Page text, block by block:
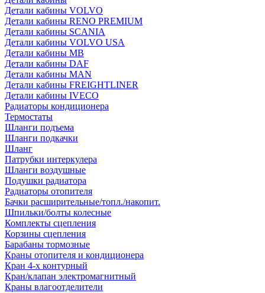
Детали кабины VOLVO
Детали кабины RENO PREMIUM
Детали кабины SCANIA
Детали кабины VOLVO USA
Детали кабины MB
Детали кабины DAF
Детали кабины MAN
Детали кабины FREIGHTLINER
Детали кабины IVECO
Радиаторы кондиционера
Термостаты
Шланги подъема
Шланги подкачки
Шланг
Патрубки интеркулера
Шланги воздушные
Подушки радиатора
Радиаторы отопителя
Бачки расширительные/топл./накопит.
Шпильки/болты колесные
Комплекты сцепления
Корзины сцепления
Барабаны тормозные
Краны отопителя и кондиционера
Кран 4-х контурный
Кран/клапан электромагнитный
Краны влагоотделители